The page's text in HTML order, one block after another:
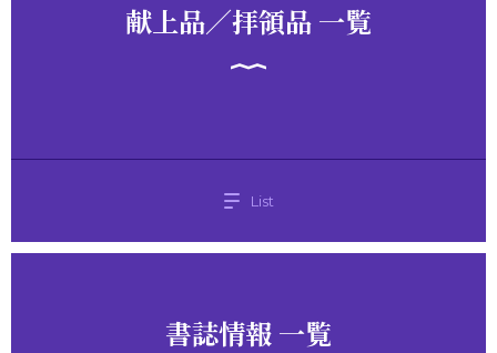
献上品／拝領品 一覧
List
書誌情報 一覧